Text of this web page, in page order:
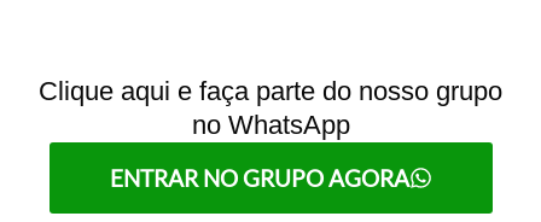
Clique aqui e faça parte do nosso grupo
no WhatsApp
ENTRAR NO GRUPO AGORA